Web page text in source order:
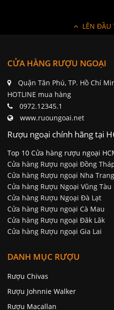
Quận Tân Phú, TP. Hồ Chí
HOTLINE mua hàng
0972.12345.1
www.ruoungoai.net
Rượu ngoại chính hãng tại
Top 10 Cửa hàng rượu ngoại
Cửa hàng Rượu ngoại Đồng Tháp
Cửa hàng Rượu ngoại Nha Trang
Cửa hàng Rượu Ngoại Vũng Tàu
Cửa hàng Rượu Ngoại Đà Lạt
Cửa hàng Rượu ngoại Cà Mau
Cửa hàng Rượu ngoại Đăk Lăk
Rượu Chivas
Rượu Johnnie Walker